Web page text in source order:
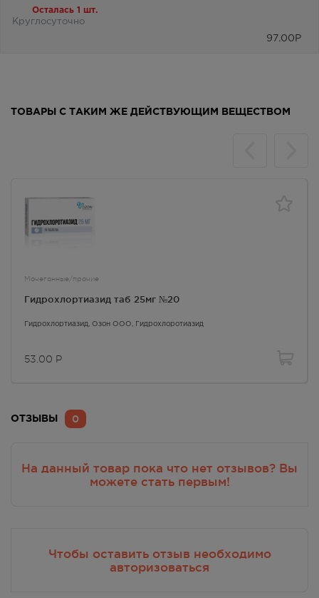
Осталась 1 шт.
Круглосуточно
97.00 Р
ТОВАРЫ С ТАКИМ ЖЕ ДЕЙСТВУЮЩИМ ВЕЩЕСТВОМ
Мочегонные/прочие
Гидрохлортиазид таб 25мг №20
Гидрохлортиазид, Озон ООО, Гидрохлоротиазид
53.00 Р
0
ОТЗЫВЫ
Чтобы оставить отзыв необходимо
авторизоваться
На данный товар пока что нет отзывов? Вы
можете стать первым!